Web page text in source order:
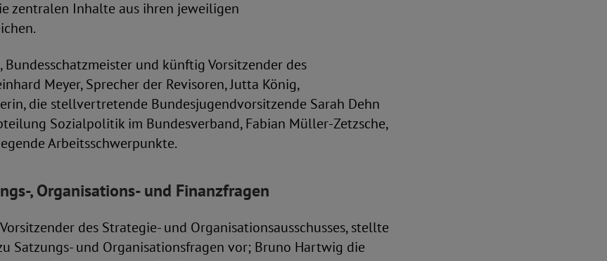
zentralen Inhalte aus ihren jeweiligen
und künftig Vorsitzender des
Meyer, Sprecher der Revisoren, Jutta König,
die stellvertretende Bundesjugendvorsitzende Sarah Dehn
Sozialpolitik im Bundesverband, Fabian Müller-Zetzsche,
Arbeitsschwerpunkte.
, Organisations- und Finanzfragen
des Strategie- und Organisationsausschusses, stellte
Satzungs- und Organisationsfragen vor; Bruno Hartwig die